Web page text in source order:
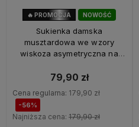
NOWOŚĆ
🔥 PROMOCJA
Sukienka damska
musztardowa we wzory
wiskoza asymetryczna na
79,90 zł
Cena regularna: 179,90 zł
-56%
Najniższa cena: 179,90 zł